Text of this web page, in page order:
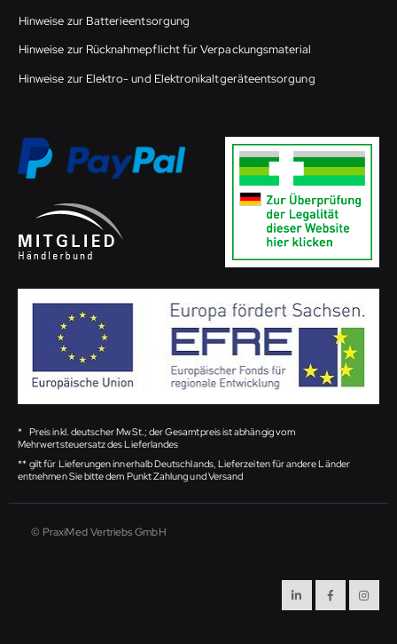
Hinweise zur Batterieentsorgung
Hinweise zur Rücknahmepflicht für Verpackungsmaterial
Hinweise zur Elektro- und Elektronikaltgeräteentsorgung
* Preis inkl. deutscher MwSt.; der Gesamtpreis ist abhängig vom
Mehrwertsteuersatz des Lieferlandes
** gilt für Lieferungen innerhalb Deutschlands, Lieferzeiten für andere Länder
entnehmen Sie bitte dem Punkt Zahlung und Versand
© PraxiMed Vertriebs GmbH